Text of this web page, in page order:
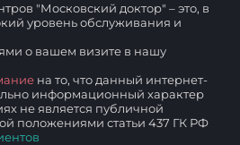
"Московский доктор" – это, в
уровень обслуживания и
о вашем визите в нашу
на то, что данный интернет-
информационный характер
не является публичной
положениями статьи 437 ГК РФ